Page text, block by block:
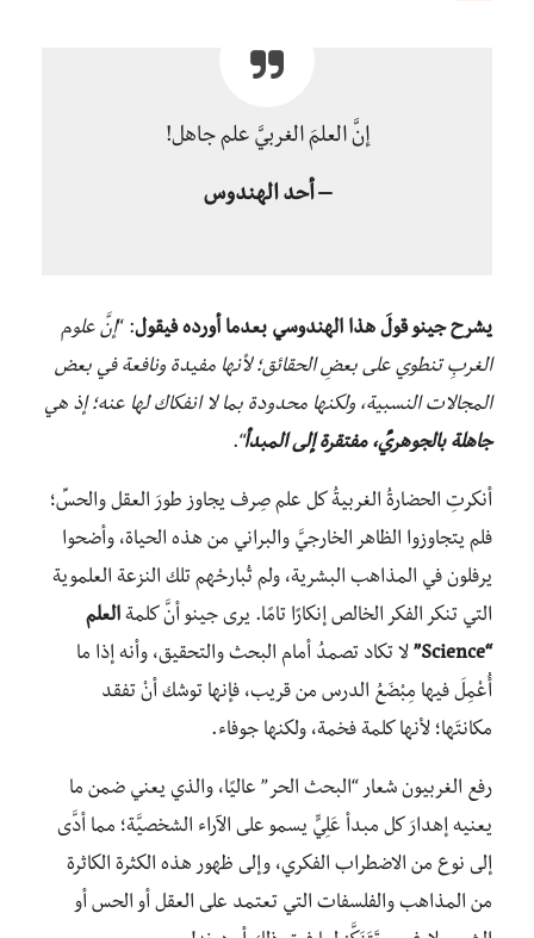
إنَّ العلمَ الغربيَّ علم جاهل!
– أحد الهندوس
يشرح جينو قولَ هذا الهندوسي بعدما أورده فيقول: “إنَّ علوم
الغربِ تنطوي على بعضِ الحقائق؛ لأنها مفيدة ونافعة في بعض
المجالات النسبية، ولكنها محدودة بما لا انفكاك لها عنه؛ إذ هي
جاهلة بالجوهريِّ، مفتقرة إلى المبدأ“.
أنكرتِ الحضارةُ الغربيةُ كل علم صِرف يجاوز طورَ العقل والحسِّ؛
فلم يتجاوزوا الظاهر الخارجيَّ والبراني من هذه الحياة، وأضحوا
يرفلون في المذاهب البشرية، ولم تُبارحْهم تلك النزعة العلموية
التي تنكر الفكر الخالص إنكارًا تامًا. يرى جينو أنَّ كلمة العلم
“Science”
لا تكاد تصمدُ أمام البحث والتحقيق، وأنه إذا ما
أُعْمِلَ فيها مِبْضَعُ الدرس من قريب، فإنها توشك أنْ تفقد
مكانتَها؛ لأنها كلمة فخمة، ولكنها جوفاء.
رفع الغربيون شعار “البحث الحر” عاليًا، والذي يعني ضمن ما
يعنيه إهدارَ كل مبدأ عَلِيٍّ يسمو على الآراء الشخصيَّة؛ مما أدَّى
إلى نوع من الاضطراب الفكري، وإلى ظهور هذه الكثرة الكاثرة
من المذاهب والفلسفات التي تعتمد على العقل أو الحس أو